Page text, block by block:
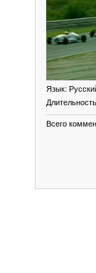
Язык:
Всего